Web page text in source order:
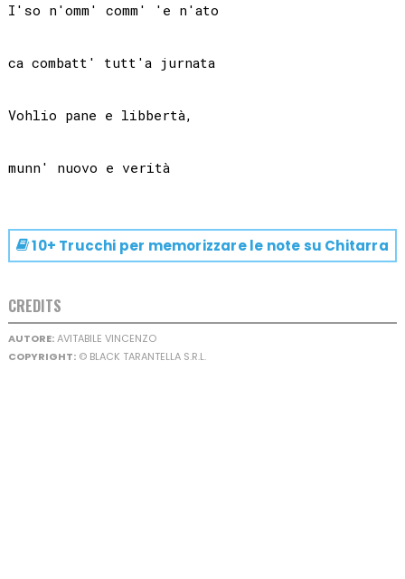
I'so n'omm' comm' 'e n'ato
ca combatt' tutt'a jurnata
Vohlio pane e libbertà,
munn' nuovo e verità
10+ Trucchi per memorizzare le note su Chitarra
CREDITS
AUTORE:AVITABILE VINCENZO
COPYRIGHT:© BLACK TARANTELLA S.R.L.